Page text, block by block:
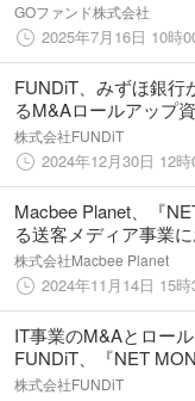
GOファンド株式会社
2025年7月16日 10時
FUNDiT、みずほ銀行
るM&Aロールアップ
せて事業会社を対象と
ドの資金調達を完了
株式会社FUNDiT
2024年12月30日 12時
Macbee Planet、『
る送客メディア事業
株式会社FUNDiTとの
MONEY」設立のお知
株式会社Macbee Planet
2024年11月14日 15時
IT事業のM&Aとロー
FUNDiT、『NET
メディア事業における
株式会社FUNDiT